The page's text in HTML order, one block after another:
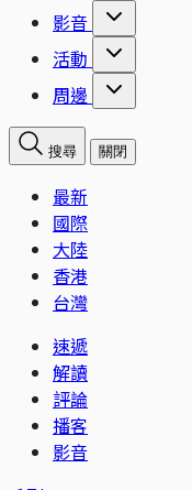
影音
活動
周邊
搜尋 關閉
最新
國際
大陸
香港
台灣
速遞
解讀
評論
播客
影音